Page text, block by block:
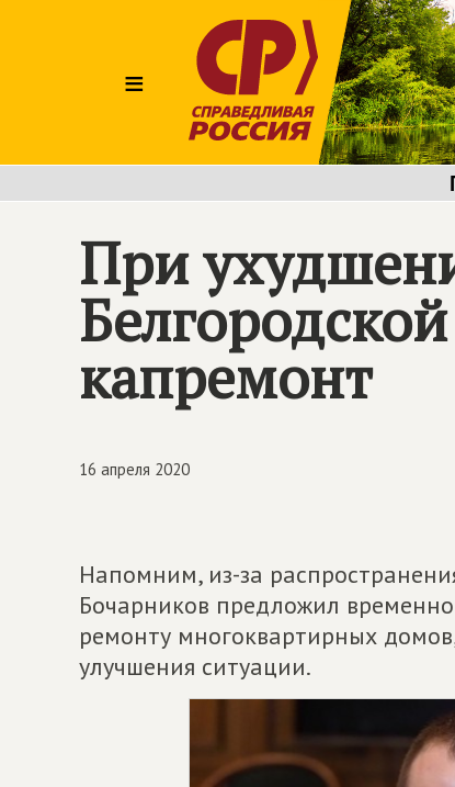
≡
При
капремонт
16 апреля 2020
Напомним, из-за
Бочарников предложил
ремонту многоквартирных
улучшения ситуации.